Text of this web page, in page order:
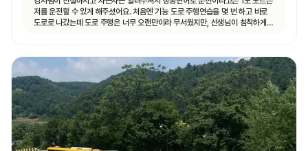
저를 운전할 수 있게 해주셨어요. 처음엔 기능 도로 주행연습을 몇 번 하고 바로
도로로 나갔는데 도로 주행은 너무 오랜만이라 무서웠지만, 선생님이 침착하게